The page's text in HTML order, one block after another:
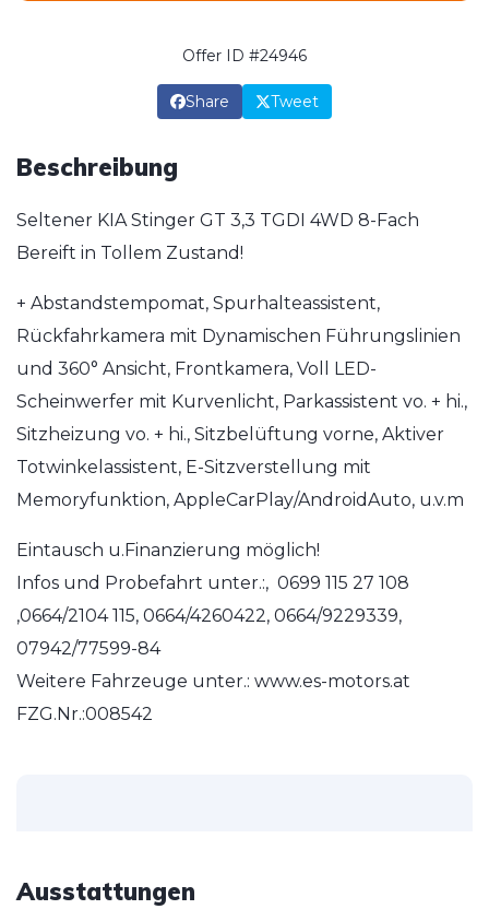
Offer ID #24946
Share Tweet
Beschreibung
Seltener KIA Stinger GT 3,3 TGDI 4WD 8-Fach
Bereift in Tollem Zustand!
+ Abstandstempomat, Spurhalteassistent,
Rückfahrkamera mit Dynamischen Führungslinien
und 360° Ansicht, Frontkamera, Voll LED-
Scheinwerfer mit Kurvenlicht, Parkassistent vo. + hi.,
Sitzheizung vo. + hi., Sitzbelüftung vorne, Aktiver
Totwinkelassistent, E-Sitzverstellung mit
Memoryfunktion, AppleCarPlay/AndroidAuto, u.v.m
Eintausch u.Finanzierung möglich!
Infos und Probefahrt unter.:, 0699 115 27 108
,0664/2104 115, 0664/4260422, 0664/9229339,
07942/77599-84
Weitere Fahrzeuge unter.: www.es-motors.at
FZG.Nr.:008542
Ausstattungen